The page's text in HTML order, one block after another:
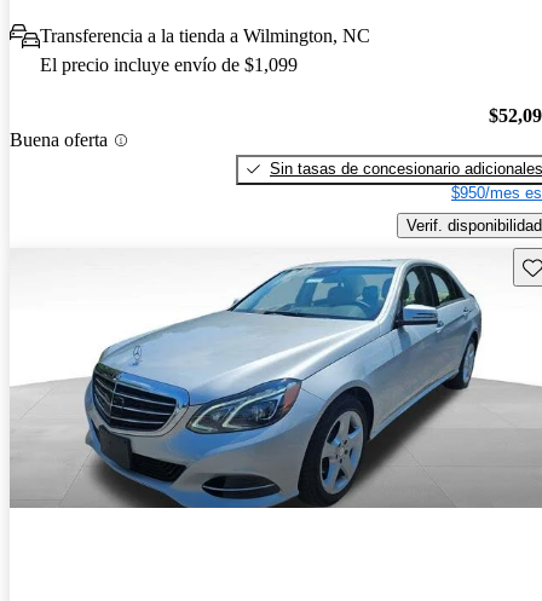
Transferencia a la tienda a Wilmington, NC
El precio incluye envío de $1,099
Buena oferta
Sin tasas de concesionario adicionales
$950/mes
Verif. disponibilidad